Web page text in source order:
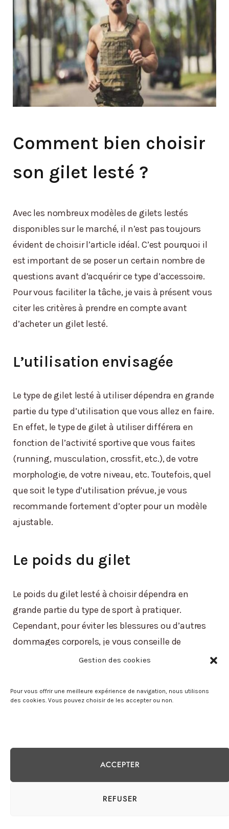
Gestion des cookies
Pour vous offrir une meilleure expérience de navigation, nous utilisons
des cookies. Vous pouvez choisir de les accepter ou non.
ACCEPTER
REFUSER
Comment bien choisir
son gilet lesté ?
Avec les nombreux modèles de gilets lestés
disponibles sur le marché, il n’est pas toujours
évident de choisir l’article idéal. C’est pourquoi il
est important de se poser un certain nombre de
questions avant d’acquérir ce type d’accessoire.
Pour vous faciliter la tâche, je vais à présent vous
citer les critères à prendre en compte avant
d’acheter un gilet lesté.
L’utilisation envisagée
Le type de gilet lesté à utiliser dépendra en grande
partie du type d’utilisation que vous allez en faire.
En effet, le type de gilet à utiliser différera en
fonction de l’activité sportive que vous faites
(running, musculation, crossfit, etc.), de votre
morphologie, de votre niveau, etc. Toutefois, quel
que soit le type d’utilisation prévue, je vous
recommande fortement d’opter pour un modèle
ajustable.
Le poids du gilet
Le poids du gilet lesté à choisir dépendra en
grande partie du type de sport à pratiquer.
Cependant, pour éviter les blessures ou d’autres
dommages corporels, je vous conseille de
toujours débuter avec unpoids léger
capacité.
Si vous cherchez à gagner du muscle ou de la